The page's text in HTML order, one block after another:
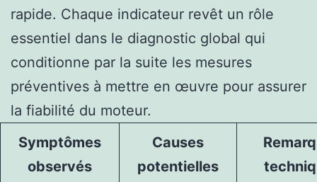
rapide. Chaque indicateur revêt un rôle
essentiel dans le diagnostic global qui
conditionne par la suite les mesures
préventives à mettre en œuvre pour assurer
la fiabilité du moteur.
Symptômes
observés
Causes
potentielles